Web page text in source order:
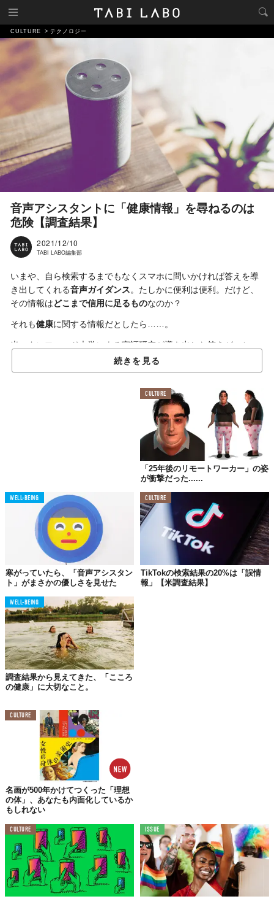
CULTURE テクノロジー
音声アシスタントに「健康情報」を尋ねるのは
危険【調査結果】
2021/12/10
TABI LABO編集部
いまや、自ら検索するまでもなくスマホに問いかければ答えを導
き出してくれる音声ガイダンス。たしかに便利は便利。だけど、
その情報はどこまで信用に足るものなのか？
それも健康に関する情報だとしたら……。
米スタンフォード大学による実証研究が導き出した答えがこち
当たり前といえば当たり前のはなし。が、それを改めて言われる
今研究は、Amazonが提供する「Alexa」、Appleの「Siri」、
「Google アシスタント」などの音声アシスタント機能の利用が増
えていることに由来する。Googleによれば、検索の20回に1回は
健康情報について検索する際は とくに注意が必要
鐘を鳴らす理由を見ていこう。
パンデミック前に、さまざまな音声アシスタントにワクチンの安
全性に関する一連の質問をした研究では、SiriとGoogleアシスタ
ントはおおむね音声による質問を理解し、ワクチン接種に関する
権威ある情報源へのリンクをユーザーに提供できたのに対し、
Alexaは音声による質問を理解する数が圧倒的に少なく、回答も権
威のない情報源から導き出していたという。
また、「Annals of Family Medicine」誌に掲載された論文によれ
ば、がん検診に関する質問に対して、口頭で回答できない音声ア
シスタントもあれば、信頼できないソースや検診に関する不正確
な情報を提供するものもあったそうだ。
5人の研究者がさまざまな音声アシスタントに、11種類のがんの
検診を受けるべきかどうかを尋ねた。対する答えがこちら。
Alexa
：「うーん、それはわからない」
：音声での回答はなし。Webページの提供のみ
Google アシスタント：口頭での回答 / リソースの提供
Microsoft Cortana：口頭での回答 / リソースの提供
Siri、Google アシスタント、Cortanaが特定した上位3つのサイト
において、がん検診の正確な年齢を提示したのは約60～70％にと
どまった。また、口頭での回答の精度に関しては、Google アシス
タントは提示したサイトの内容と一致していたものの約64%の制
度だったのに対し、Microsoft Cortanaは45%まで落ち込んだ。
「とくに健康に関する情報などセンシティブな問題は、音声アシ
スタントが信頼できるソースから情報を引用しているかどうかを
確認する必要がある」と、調査を担当した社会科学研究者Grace
Hong氏は強調する。
続きを見る
CULTURE
「25年後のリモートワーカー」の姿
が衝撃だった......
WELL-BEING
寒がっていたら、「音声アシスタン
ト」がまさかの優しさを見せた
CULTURE
TikTokの検索結果の20%は「誤情
報」【米調査結果】
WELL-BEING
調査結果から見えてきた、「こころ
の健康」に大切なこと。
CULTURE
名画が500年かけてつくった「理想
の体」、あなたも内面化しているか
もしれない
CULTURE ISSUE